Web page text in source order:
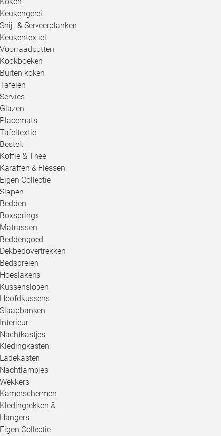
Keukengerei
Snij- & Serveerplanken
Keukentextiel
Voorraadpotten
Kookboeken
Buiten koken
Tafelen
Servies
Glazen
Placemats
Tafeltextiel
Bestek
Koffie & Thee
Karaffen & Flessen
Eigen Collectie
Slapen
Bedden
Boxsprings
Matrassen
Beddengoed
Dekbedovertrekken
Bedspreien
Hoeslakens
Kussenslopen
Hoofdkussens
Slaapbanken
Interieur
Nachtkastjes
Kledingkasten
Ladekasten
Nachtlampjes
Wekkers
Kamerschermen
Kledingrekken &
Hangers
Eigen Collectie